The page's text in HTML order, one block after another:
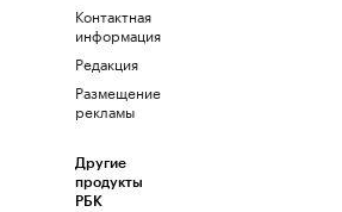
Контактная
информация
Редакция
Размещение
рекламы
Другие
продукты
РБК